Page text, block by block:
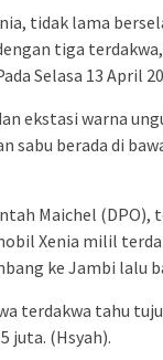
tidak lama
tiga
Selasa 13 April
ekstasi warna
sabu berada di
Maichel (DPO),
Xenia milil
ke Jambi lalu
terdakwa tahu
juta. (Hsyah).